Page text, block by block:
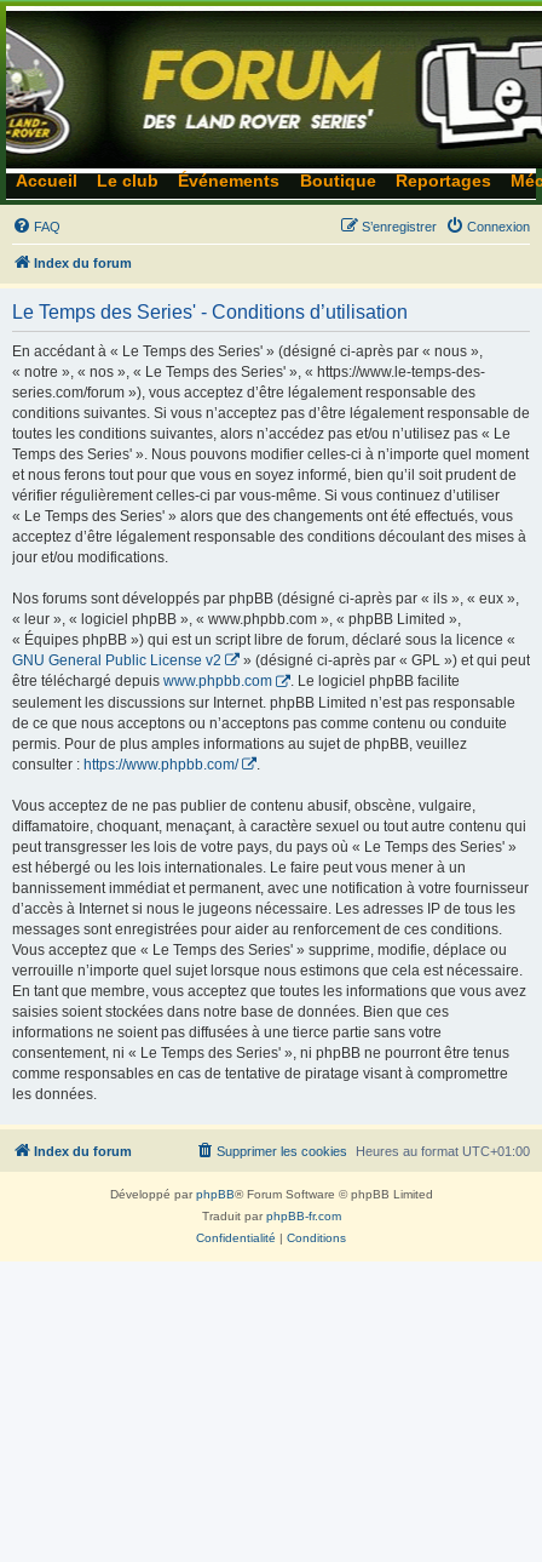
Accueil Le club Événements Boutique Reportages
FAQ Connexion
S’enregistrer
Index du forum
Le Temps des Series' - Conditions d’utilisation
En accédant à « Le Temps des Series' » (désigné ci-après par « nous »,
« notre », « nos », « Le Temps des Series' », « https://www.le-temps-des-
series.com/forum »), vous acceptez d’être légalement responsable des
conditions suivantes. Si vous n’acceptez pas d’être légalement responsable de
toutes les conditions suivantes, alors n’accédez pas et/ou n’utilisez pas « Le
Temps des Series' ». Nous pouvons modifier celles-ci à n’importe quel moment
et nous ferons tout pour que vous en soyez informé, bien qu’il soit prudent de
vérifier régulièrement celles-ci par vous-même. Si vous continuez d’utiliser
« Le Temps des Series' » alors que des changements ont été effectués, vous
acceptez d’être légalement responsable des conditions découlant des mises à
jour et/ou modifications.
Nos forums sont développés par phpBB (désigné ci-après par « ils », « eux »,
« leur », « logiciel phpBB », « www.phpbb.com », « phpBB Limited »,
« Équipes phpBB ») qui est un script libre de forum, déclaré sous la licence «
GNU General Public License v2
» (désigné ci-après par « GPL ») et qui peut
être téléchargé depuis www.phpbb.com
. Le logiciel phpBB facilite
seulement les discussions sur Internet. phpBB Limited n’est pas responsable
de ce que nous acceptons ou n’acceptons pas comme contenu ou conduite
permis. Pour de plus amples informations au sujet de phpBB, veuillez
consulter : https://www.phpbb.com/
Vous acceptez de ne pas publier de contenu abusif, obscène, vulgaire,
diffamatoire, choquant, menaçant, à caractère sexuel ou tout autre contenu qui
peut transgresser les lois de votre pays, du pays où « Le Temps des Series' »
est hébergé ou les lois internationales. Le faire peut vous mener à un
bannissement immédiat et permanent, avec une notification à votre fournisseur
d’accès à Internet si nous le jugeons nécessaire. Les adresses IP de tous les
messages sont enregistrées pour aider au renforcement de ces conditions.
Vous acceptez que « Le Temps des Series' » supprime, modifie, déplace ou
verrouille n’importe quel sujet lorsque nous estimons que cela est nécessaire.
En tant que membre, vous acceptez que toutes les informations que vous avez
saisies soient stockées dans notre base de données. Bien que ces
informations ne soient pas diffusées à une tierce partie sans votre
consentement, ni « Le Temps des Series' », ni phpBB ne pourront être tenus
comme responsables en cas de tentative de piratage visant à compromettre
les données.
Index du forum Heures au format UTC+01:00
Supprimer les cookies
Développé parphpBB® Forum Software © phpBB Limited
Traduit parphpBB-fr.com
Confidentialité | Conditions